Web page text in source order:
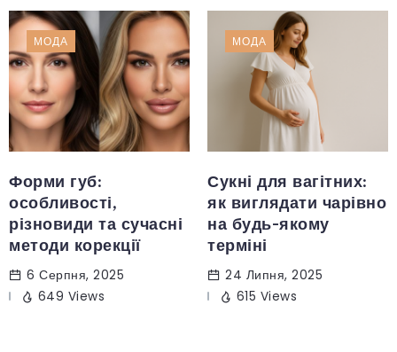
МОДА
Форми губ:
особливості,
різновиди та сучасні
методи корекції
6 Серпня, 2025
649 Views
МОДА
Сукні для вагітних:
як виглядати чарівно
на будь-якому
терміні
24 Липня, 2025
615 Views